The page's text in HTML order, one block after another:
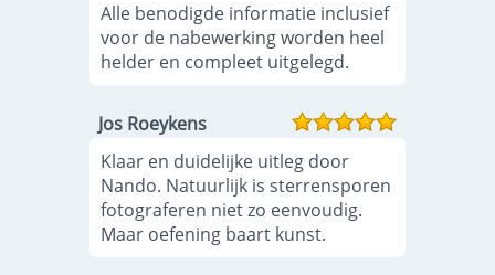
Alle benodigde informatie inclusief
voor de nabewerking worden heel
helder en compleet uitgelegd.
Jos Roeykens
Klaar en duidelijke uitleg door
Nando. Natuurlijk is sterrensporen
fotograferen niet zo eenvoudig.
Maar oefening baart kunst.